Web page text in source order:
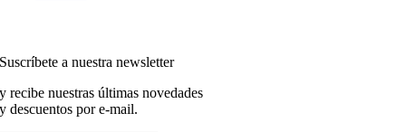
Suscríbete a nuestra newsletter
y recibe nuestras últimas novedades
y descuentos por e-mail.